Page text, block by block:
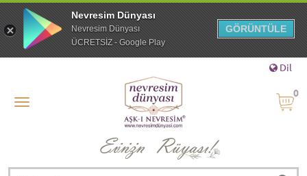
Dil
0
Nevresim Dünyası
Nevresim Dünyası
ÜCRETSİZ - Google Play
GÖRÜNTÜLE